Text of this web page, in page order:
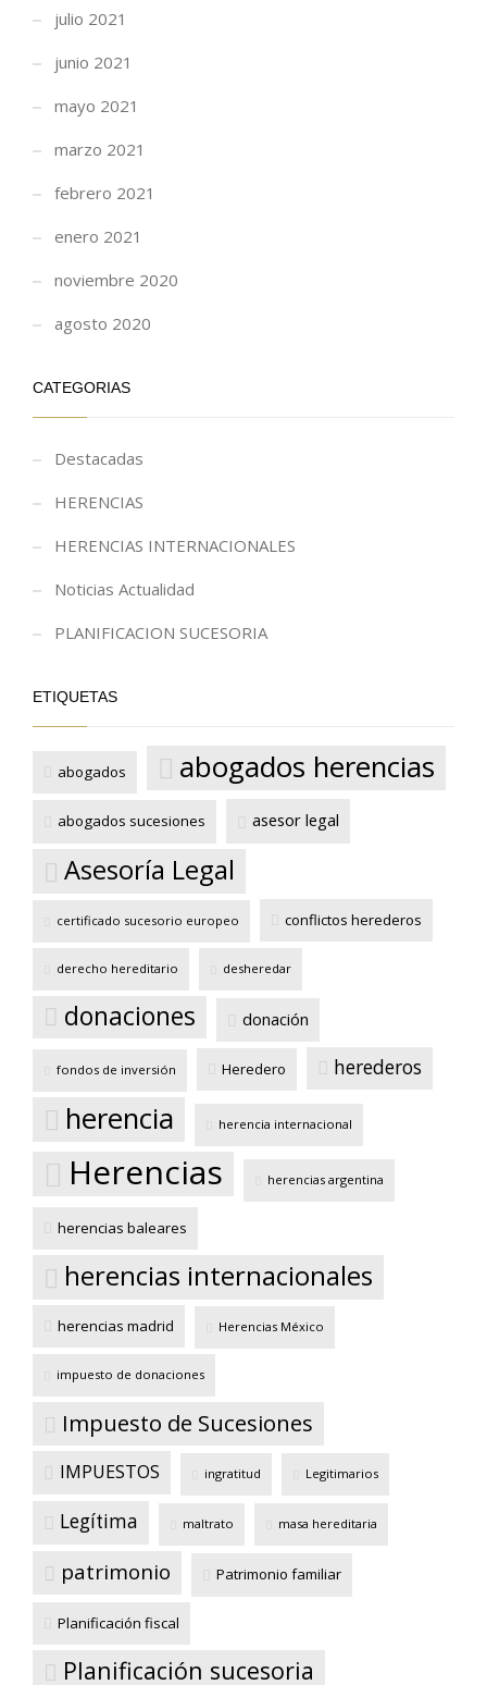
julio 2021
junio 2021
mayo 2021
marzo 2021
febrero 2021
enero 2021
noviembre 2020
agosto 2020
CATEGORIAS
Destacadas
HERENCIAS
HERENCIAS INTERNACIONALES
Noticias Actualidad
PLANIFICACION SUCESORIA
ETIQUETAS
abogados abogados herencias
abogados sucesiones asesor legal
Asesoría Legal
certificado sucesorio europeo conflictos herederos
derecho hereditario desheredar
donaciones donación
fondos de inversión Heredero herederos
herencia herencia internacional
Herencias herencias argentina
herencias baleares
herencias internacionales
herencias madrid Herencias México
impuesto de donaciones
Impuesto de Sucesiones
IMPUESTOS ingratitud Legitimarios
Legítima maltrato masa hereditaria
patrimonio Patrimonio familiar
Planificación fiscal
Planificación sucesoria